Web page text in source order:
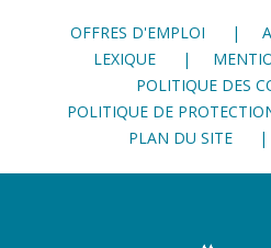
OFFRES D'EMPLOI
LEXIQUE
POLITIQUE DES
POLITIQUE DE
PLAN DU SITE